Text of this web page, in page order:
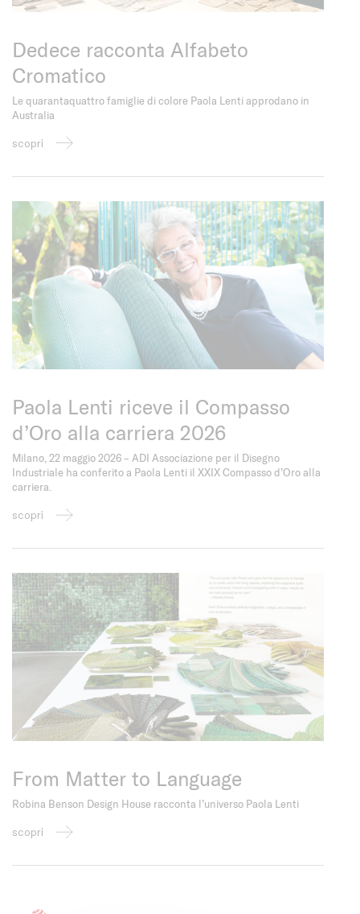
Dedece racconta Alfabeto
Cromatico
Le quarantaquattro famiglie di colore Paola Lenti approdano in
Australia
scopri
Paola Lenti riceve il Compasso
d’Oro alla carriera 2026
Milano, 22 maggio 2026 – ADI Associazione per il Disegno
Industriale ha conferito a Paola Lenti il XXIX Compasso d’Oro alla
carriera.
scopri
From Matter to Language
Robina Benson Design House racconta l’universo Paola Lenti
scopri